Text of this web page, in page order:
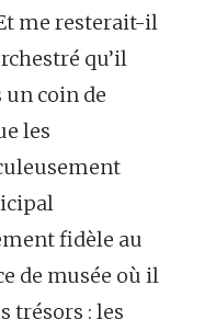
me resterait-il
qu’il
un coin de
les
fidèle au
de musée où il
trésors : les